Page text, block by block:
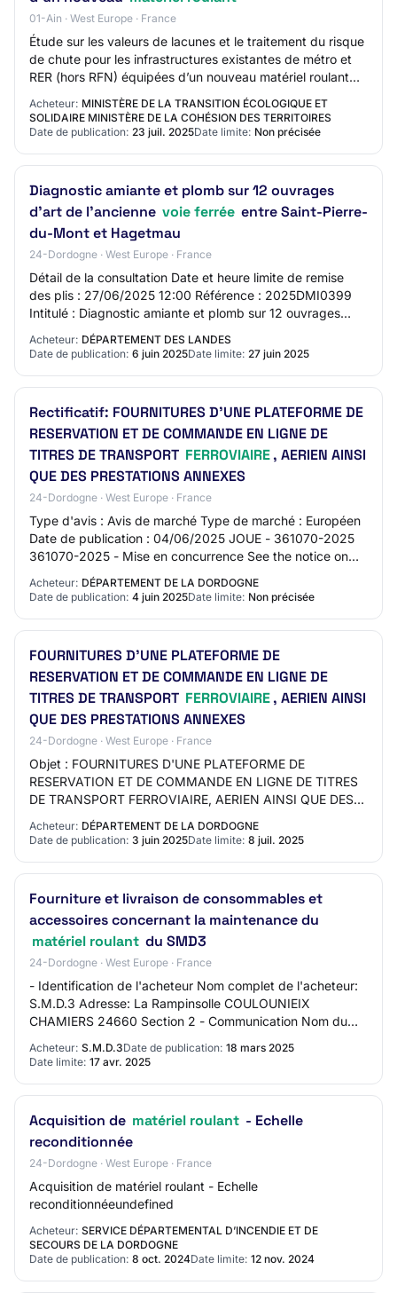
01-Ain · West Europe · France
Étude sur les valeurs de lacunes et le traitement du risque
de chute pour les infrastructures existantes de métro et
RER (hors RFN) équipées d’un nouveau matériel roulant
Montant estimé du marché: 14…
Acheteur: MINISTÈRE DE LA TRANSITION ÉCOLOGIQUE ET
SOLIDAIRE MINISTÈRE DE LA COHÉSION DES TERRITOIRES
Date de publication: 23 juil. 2025Date limite: Non précisée
Diagnostic amiante et plomb sur 12 ouvrages
d'art de l'ancienne voie ferrée entre Saint-Pierre-
du-Mont et Hagetmau
24-Dordogne · West Europe · France
Détail de la consultation Date et heure limite de remise
des plis : 27/06/2025 12:00 Référence : 2025DMI0399
Intitulé : Diagnostic amiante et plomb sur 12 ouvrages
d'art de l'ancienne voie ferrée ent…
Acheteur: DÉPARTEMENT DES LANDES
Date de publication: 6 juin 2025Date limite: 27 juin 2025
Rectificatif: FOURNITURES D'UNE PLATEFORME DE
RESERVATION ET DE COMMANDE EN LIGNE DE
TITRES DE TRANSPORT FERROVIAIRE, AERIEN AINSI
QUE DES PRESTATIONS ANNEXES
24-Dordogne · West Europe · France
Type d'avis : Avis de marché Type de marché : Européen
Date de publication : 04/06/2025 JOUE - 361070-2025
361070-2025 - Mise en concurrence See the notice on
TED website 361070-2025 361070-2025 - Mi…
Acheteur: DÉPARTEMENT DE LA DORDOGNE
Date de publication: 4 juin 2025Date limite: Non précisée
FOURNITURES D'UNE PLATEFORME DE
RESERVATION ET DE COMMANDE EN LIGNE DE
TITRES DE TRANSPORT FERROVIAIRE, AERIEN AINSI
QUE DES PRESTATIONS ANNEXES
24-Dordogne · West Europe · France
Objet : FOURNITURES D'UNE PLATEFORME DE
RESERVATION ET DE COMMANDE EN LIGNE DE TITRES
DE TRANSPORT FERROVIAIRE, AERIEN AINSI QUE DES
PRESTATIONS ANNEXESRéference acheteur :
2025DRH062Type de marché :…
Acheteur: DÉPARTEMENT DE LA DORDOGNE
Date de publication: 3 juin 2025Date limite: 8 juil. 2025
Fourniture et livraison de consommables et
accessoires concernant la maintenance du
matériel roulant du SMD3
24-Dordogne · West Europe · France
- Identification de l'acheteur Nom complet de l'acheteur:
S.M.D.3 Adresse: La Rampinsolle COULOUNIEIX
CHAMIERS 24660 Section 2 - Communication Nom du
Acheteur: S.M.D.3Date de publication: 18 mars 2025
Date limite: 17 avr. 2025
Acquisition de matériel roulant - Echelle
reconditionnée
24-Dordogne · West Europe · France
Acquisition de matériel roulant - Echelle
reconditionnéeundefined
Acheteur: SERVICE DÉPARTEMENTAL D’INCENDIE ET DE
SECOURS DE LA DORDOGNE
Date de publication: 8 oct. 2024Date limite: 12 nov. 2024